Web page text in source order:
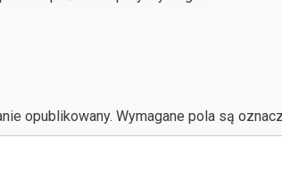
opublikowany. Wymagane pola są